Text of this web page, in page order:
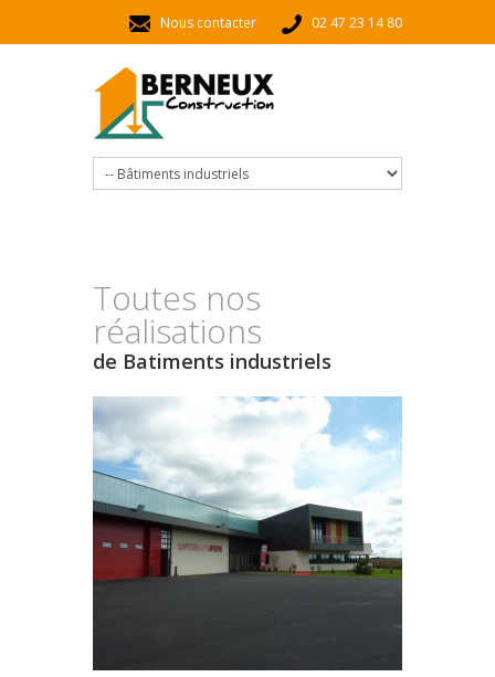
Nous contacter 02 47 23 14 80
Toutes nos
réalisations
de Batiments industriels